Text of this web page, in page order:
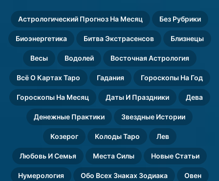
Астрологический Прогноз На Месяц Без Рубрики
Биоэнергетика Битва Экстрасенсов Близнецы
Весы Водолей Восточная Астрология
Всё О Картах Таро Гадания Гороскопы На Год
Гороскопы На Месяц Даты И Праздники Дева
Денежные Практики Звездные Истории
Козерог Колоды Таро Лев
Любовь И Семья Места Силы Новые Статьи
Нумерология Обо Всех Знаках Зодиака Овен